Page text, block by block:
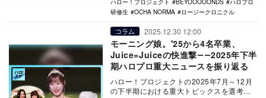
ハロー！プロジェクト
BEYOOOOONDS
ハロプロ
研修生
OCHA NORMA ロージークロニクル
コラム 2025.12.30 12:00
モーニング娘。'25から4名卒業、
Juice=Juiceの快進撃――2025年下半
期ハロプロ重大ニュースを振り返る
ハロー！プロジェクトの2025年7月～12月
の下半期における重大トピックスを選考